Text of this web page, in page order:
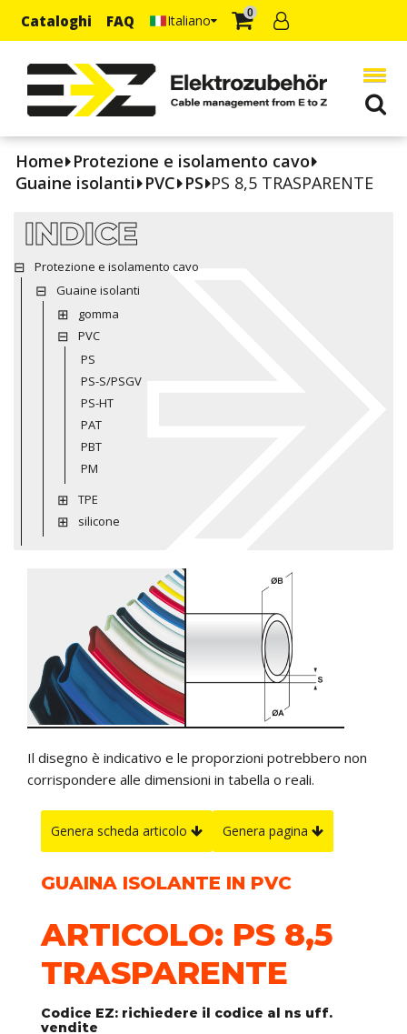
Cataloghi FAQ Italiano 0
Home Protezione e isolamento cavo
Guaine isolanti PVC PS PS 8,5 TRASPARENTE
INDICE
Protezione e isolamento cavo
Guaine isolanti
gomma
PVC
PS
PS-S/PSGV
PS-HT
PAT
PBT
PM
TPE
silicone
Il disegno è indicativo e le proporzioni potrebbero non
corrispondere alle dimensioni in tabella o reali.
Genera scheda articolo Genera pagina
GUAINA ISOLANTE IN PVC
ARTICOLO: PS 8,5
TRASPARENTE
Codice EZ: richiedere il codice al ns uff.
vendite